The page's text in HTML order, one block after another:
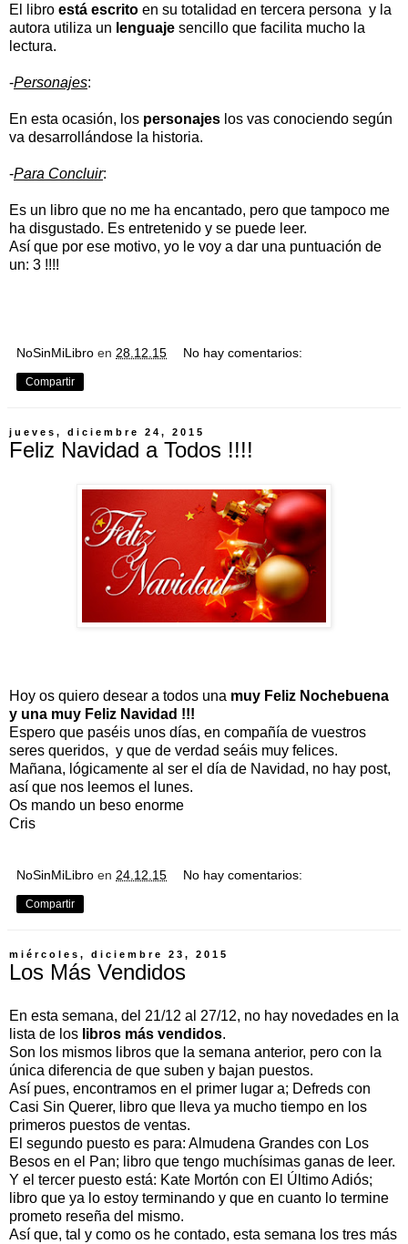
El libro está escrito en su totalidad en tercera persona y la
autora utiliza un lenguaje sencillo que facilita mucho la
lectura.
-Personajes:
En esta ocasión, los personajes los vas conociendo según
va desarrollándose la historia.
-Para Concluir:
Es un libro que no me ha encantado, pero que tampoco me
ha disgustado. Es entretenido y se puede leer.
Así que por ese motivo, yo le voy a dar una puntuación de
un: 3 !!!!
NoSinMiLibro en 28.12.15 No hay comentarios:
Compartir
jueves, diciembre 24, 2015
Feliz Navidad a Todos !!!!
Hoy os quiero desear a todos una muy Feliz Nochebuena
y una muy Feliz Navidad !!!
Espero que paséis unos días, en compañía de vuestros
seres queridos, y que de verdad seáis muy felices.
Mañana, lógicamente al ser el día de Navidad, no hay post,
así que nos leemos el lunes.
Os mando un beso enorme
Cris
NoSinMiLibro en 24.12.15 No hay comentarios:
Compartir
miércoles, diciembre 23, 2015
Los Más Vendidos
En esta semana, del 21/12 al 27/12, no hay novedades en la
lista de los libros más vendidos.
Son los mismos libros que la semana anterior, pero con la
única diferencia de que suben y bajan puestos.
Así pues, encontramos en el primer lugar a; Defreds con
Casi Sin Querer, libro que lleva ya mucho tiempo en los
primeros puestos de ventas.
El segundo puesto es para: Almudena Grandes con Los
Besos en el Pan; libro que tengo muchísimas ganas de leer.
Y el tercer puesto está: Kate Mortón con El Último Adiós;
libro que ya lo estoy terminando y que en cuanto lo termine
prometo reseña del mismo.
Así que, tal y como os he contado, esta semana los tres más